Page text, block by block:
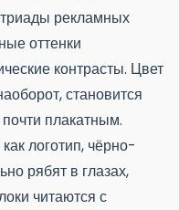
рекламных
оттенки
контрасты. Цвет
становится
плакатным.
логотип, чёрно-
рябят в глазах,
читаются с